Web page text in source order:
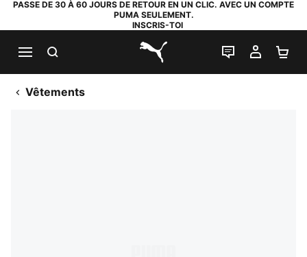
PASSE DE 30 À 60 JOURS DE RETOUR EN UN CLIC. AVEC UN COMPTE
PUMA SEULEMENT.
INSCRIS-TOI
PUMA.com
LIVE CHAT
MON
Vêtements